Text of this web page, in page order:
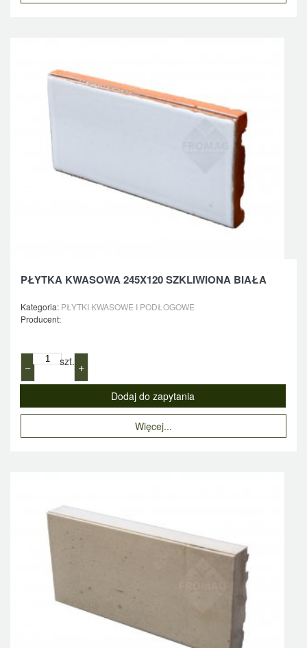
PŁYTKA KWASOWA 245X120 SZKLIWIONA BIAŁA
Kategoria: PŁYTKI KWASOWE I PODŁOGOWE
Producent:
− szt. +
Więcej...